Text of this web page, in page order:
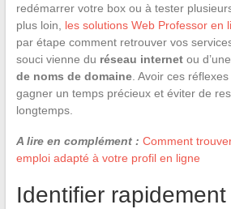
redémarrer votre box ou à tester
plus loin, les solutions Web Professor en
par étape comment retrouver vos
souci vienne du réseau internetou
de noms de domaine. Avoir ces réflexes
gagner un temps précieux et éviter de
longtemps.
A lire en complément : Comment
emploi adapté à votre profil en ligne
Identifier